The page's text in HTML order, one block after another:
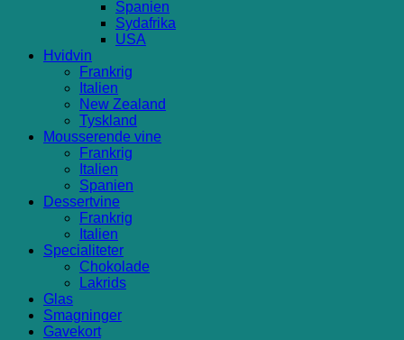
Spanien
Sydafrika
USA
Hvidvin
Frankrig
Italien
New Zealand
Tyskland
Mousserende vine
Frankrig
Italien
Spanien
Dessertvine
Frankrig
Italien
Specialiteter
Chokolade
Lakrids
Glas
Smagninger
Gavekort